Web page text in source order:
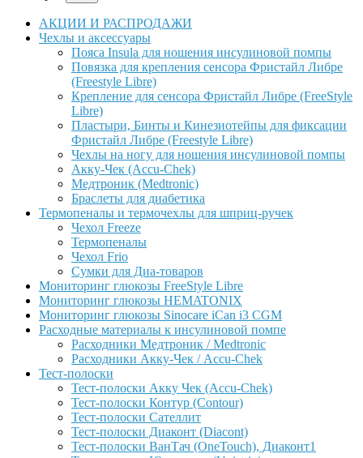
АКЦИИ И РАСПРОДАЖИ
Чехлы и аксессуары
Пояса Insula для ношения инсулиновой помпы
Повязка для крепления сенсора Фристайл Либре
(Freestyle Libre)
Крепление для сенсора Фристайл Либре (FreeStyle
Libre)
Пластыри, Бинты и Кинезиотейпы для фиксации
Фристайл Либре (Freestyle Libre)
Чехлы на ногу для ношения инсулиновой помпы
Акку-Чек (Accu-Chek)
Медтроник (Medtronic)
Браслеты для диабетика
Термопеналы и термочехлы для шприц-ручек
Чехол Freeze
Термопеналы
Чехол Frio
Сумки для Диа-товаров
Мониторинг глюкозы FreeStyle Libre
Мониторинг глюкозы HEMATONIX
Мониторинг глюкозы Sinocare iCan i3 CGM
Расходные материалы к инсулиновой помпе
Расходники Медтроник / Medtronic
Расходники Акку-Чек / Accu-Chek
Тест-полоски
Тест-полоски Акку Чек (Accu-Chek)
Тест-полоски Контур (Contour)
Тест-полоски Сателлит
Тест-полоски Диаконт (Diacont)
Тест-полоски ВанТач (OneTouch), Диаконт1